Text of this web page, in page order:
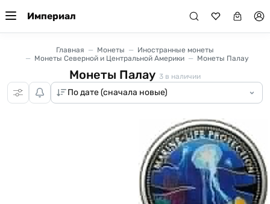
Империал
Главная Монеты
Иностранные монеты
Монеты Северной и Центральной Америки
Монеты Палау
Монеты Палау 3 в наличии